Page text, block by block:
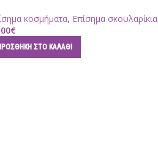
κοσμήματα, Επίσημα σκουλαρίκια
€
ΣΤΟ ΚΑΛΆΘΙ